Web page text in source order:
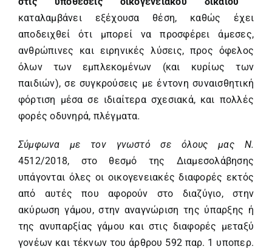
καταλαμβάνει εξέχουσα θέση, καθώς έχει
αποδειχθεί ότι μπορεί να προσφέρει άμεσες,
ανθρώπινες και ειρηνικές λύσεις, προς όφελος
όλων των εμπλεκομένων (και κυρίως των
παιδιών), σε συγκρούσεις με έντονη συναισθητική
φόρτιση μέσα σε ιδιαίτερα σχεσιακά, και πολλές
φορές οδυνηρά, πλέγματα.
Σύμφωνα με τον γνωστό σε όλους μας Ν.
4512/2018, στο θεσμό της Διαμεσολάβησης
υπάγονται όλες οι οικογενειακές διαφορές εκτός
από αυτές που αφορούν στο διαζύγιο, στην
ακύρωση γάμου, στην αναγνώριση της ύπαρξης ή
της ανυπαρξίας γάμου και στις διαφορές μεταξύ
γονέων και τέκνων του άρθρου 592 παρ. 1 υποπερ.